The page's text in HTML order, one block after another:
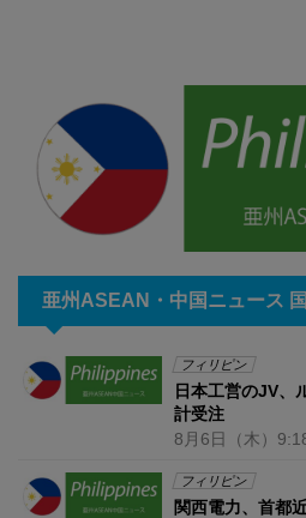
亜州ASEAN・中国ニュース
フィリピン
日本工営のJV、
計受注
8月6日 （木）
フィリピン
関西電力、首都